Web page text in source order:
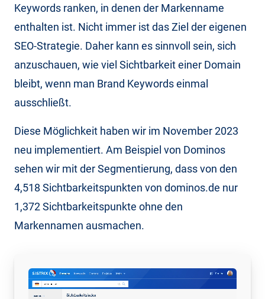
Keywords ranken, in denen der Markenname
enthalten ist. Nicht immer ist das Ziel der eigenen
SEO-Strategie. Daher kann es sinnvoll sein, sich
anzuschauen, wie viel Sichtbarkeit einer Domain
bleibt, wenn man Brand Keywords einmal
ausschließt.
Diese Möglichkeit haben wir im November 2023
neu implementiert. Am Beispiel von Dominos
sehen wir mit der Segmentierung, dass von den
4,518 Sichtbarkeitspunkten von dominos.de nur
1,372 Sichtbarkeitspunkte ohne den
Markennamen ausmachen.